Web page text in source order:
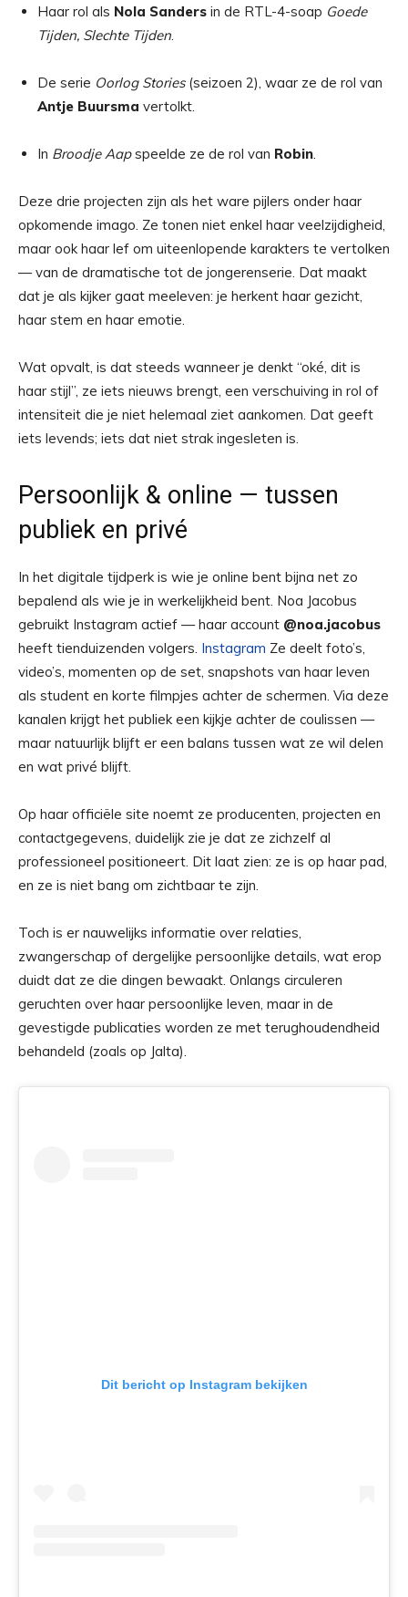
Haar rol als Nola Sanders in de RTL-4-soap Goede
Tijden, Slechte Tijden.
De serie Oorlog Stories(seizoen 2), waar ze de rol van
Antje Buursma vertolkt.
In Broodje Aapspeelde ze de rol van Robin.
Deze drie projecten zijn als het ware pijlers onder haar
opkomende imago. Ze tonen niet enkel haar veelzijdigheid,
maar ook haar lef om uiteenlopende karakters te vertolken
— van de dramatische tot de jongerenserie. Dat maakt
dat je als kijker gaat meeleven: je herkent haar gezicht,
haar stem en haar emotie.
Wat opvalt, is dat steeds wanneer je denkt “oké, dit is
haar stijl”, ze iets nieuws brengt, een verschuiving in rol of
intensiteit die je niet helemaal ziet aankomen. Dat geeft
iets levends; iets dat niet strak ingesleten is.
Persoonlijk & online — tussen
publiek en privé
In het digitale tijdperk is wie je online bent bijna net zo
bepalend als wie je in werkelijkheid bent. Noa Jacobus
gebruikt Instagram actief — haar account @noa.jacobus
heeft tienduizenden volgers. Instagram Ze deelt foto’s,
video’s, momenten op de set, snapshots van haar leven
als student en korte filmpjes achter de schermen. Via deze
kanalen krijgt het publiek een kijkje achter de coulissen —
maar natuurlijk blijft er een balans tussen wat ze wil delen
en wat privé blijft.
Op haar officiële site noemt ze producenten, projecten en
contactgegevens, duidelijk zie je dat ze zichzelf al
professioneel positioneert. Dit laat zien: ze is op haar pad,
en ze is niet bang om zichtbaar te zijn.
Toch is er nauwelijks informatie over relaties,
zwangerschap of dergelijke persoonlijke details, wat erop
duidt dat ze die dingen bewaakt. Onlangs circuleren
geruchten over haar persoonlijke leven, maar in de
gevestigde publicaties worden ze met terughoudendheid
behandeld (zoals op Jalta).
Dit bericht op Instagram bekijken